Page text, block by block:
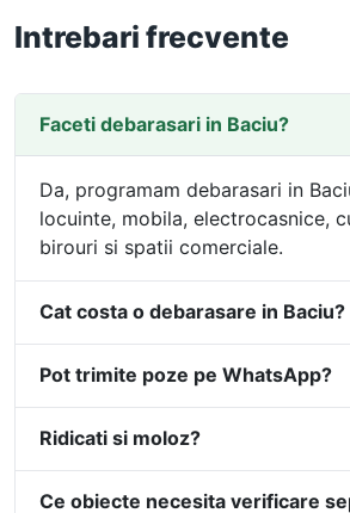
Intrebari frecvente
Faceti debarasari in Baciu?
Da, programam debarasari in
locuinte, mobila, electrocasnice,
birouri si spatii comerciale.
Cat costa o debarasare in Baciu?
Pot trimite poze pe WhatsApp?
Ridicati si moloz?
Ce obiecte necesita verificare